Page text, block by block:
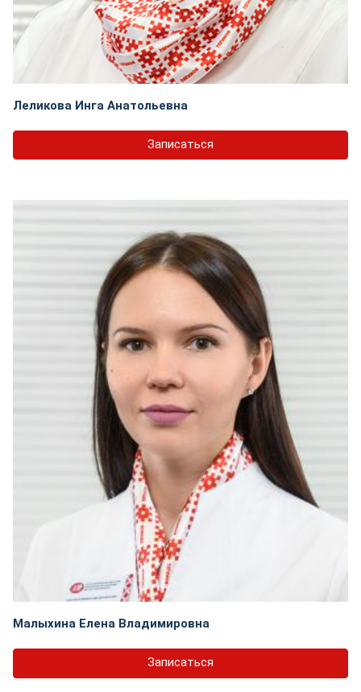
Леликова Инга Анатольевна
Записаться
Малыхина Елена Владимировна
Записаться